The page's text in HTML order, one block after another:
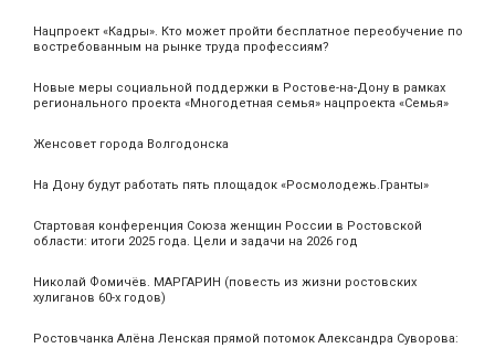
Нацпроект «Кадры». Кто может пройти бесплатное переобучение по
востребованным на рынке труда профессиям?
Новые меры социальной поддержки в Ростове-на-Дону в рамках
регионального проекта «Многодетная семья» нацпроекта «Семья»
Женсовет города Волгодонска
На Дону будут работать пять площадок «Росмолодежь.Гранты»
Стартовая конференция Союза женщин России в Ростовской
области: итоги 2025 года. Цели и задачи на 2026 год
Николай Фомичёв. МАРГАРИН (повесть из жизни ростовских
хулиганов 60-х годов)
Ростовчанка Алёна Ленская прямой потомок Александра Суворова: